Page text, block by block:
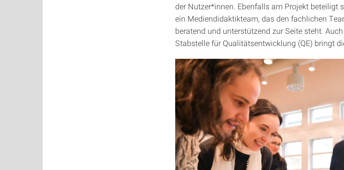
der Nutzer*innen. Ebenfalls am Projekt beteiligt
ein Mediendidaktikteam, das den fachlichen
beratend und unterstützend zur Seite steht.
Stabstelle für Qualitätsentwicklung (QE) bringt